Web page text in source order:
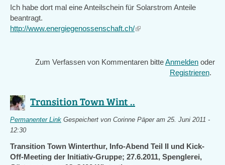
Ich habe dort mal eine Anteilschein für Solarstrom Anteile
beantragt.
http://www.energiegenossenschaft.ch/(link
Zum Verfassen von Kommentaren bitteAnmelden oder
Registrieren.
Transition Town Wint ..
Permanenter Link Gespeichert von Corinne Päperam 25. Juni 2011 -
12:30
Transition Town Winterthur, Info-Abend Teil II und Kick-
Off-Meeting der Initiativ-Gruppe; 27.6.2011, Spenglerei,